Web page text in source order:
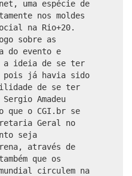
uma espécie de
nos moldes
na Rio+20.
sobre as
do evento e
a ideia de se ter
pois já havia sido
de se ter
Amadeu
o CGI.br se
Geral no
seja
através de
que os
circulem na